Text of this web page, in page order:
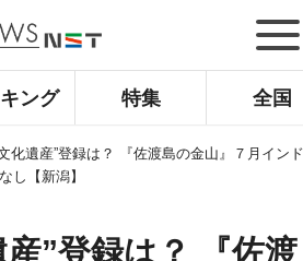
ング 特集 全国
化遺産”登録は？ 『佐渡島の金山』７月イン
し【新潟】
産”登録は？ 『佐渡